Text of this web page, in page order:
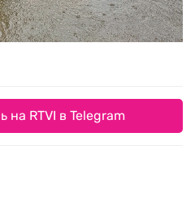
на RTVI в Telegram